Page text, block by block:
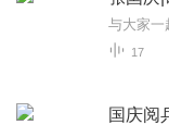
与大家一
17
国庆阅